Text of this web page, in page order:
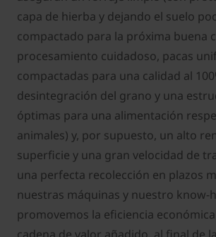
capa de hierba y dejando el suelo
compactado para la próxima buena
procesamiento cuidadoso, pacas
compactadas para una calidad al
desintegración del grano y una
óptimas para una alimentación
animales) y, por supuesto, un alto
superficie y una gran velocidad de
una perfecta recolección en plazos
nuestras máquinas y nuestro know-
promovemos la eficiencia